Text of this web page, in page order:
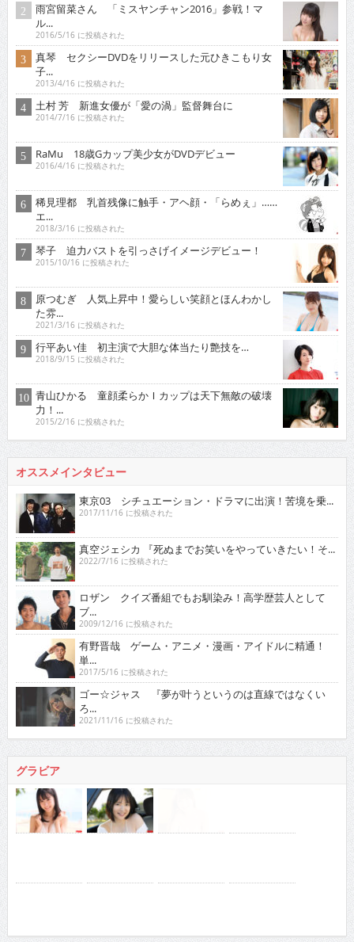
雨宮留菜さん 「ミスヤンチャン2016」参戦！マ
ル...
2016/5/16 に投稿された
真琴 セクシーDVDをリリースした元ひきこもり女
子...
2013/4/16 に投稿された
土村 芳 新進女優が「愛の渦」監督舞台に
2014/7/16 に投稿された
RaMu 18歳Gカップ美少女がDVDデビュー
2016/4/16 に投稿された
稀見理都 乳首残像に触手・アヘ顔・「らめぇ」……
エ...
2018/3/16 に投稿された
琴子 迫力バストを引っさげイメージデビュー！
2015/10/16 に投稿された
原つむぎ 人気上昇中！愛らしい笑顔とほんわかし
た雰...
2021/3/16 に投稿された
行平あい佳 初主演で大胆な体当たり艶技を…
2018/9/15 に投稿された
青山ひかる 童顔柔らかＩカップは天下無敵の破壊
力！...
2015/2/16 に投稿された
オススメインタビュー
東京03 シチュエーション・ドラマに出演！苦境を乗...
2017/11/16 に投稿された
真空ジェシカ 『死ぬまでお笑いをやっていきたい！そ...
2022/7/16 に投稿された
ロザン クイズ番組でもお馴染み！高学歴芸人として
ブ...
2009/12/16 に投稿された
有野晋哉 ゲーム・アニメ・漫画・アイドルに精通！
単...
2017/5/16 に投稿された
ゴー☆ジャス 『夢が叶うというのは直線ではなくい
ろ...
2021/11/16 に投稿された
グラビア